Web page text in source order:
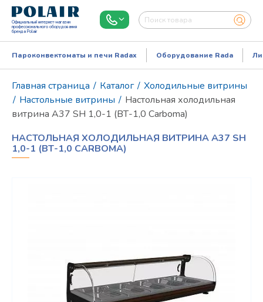
Официальный интернет-магазин
профессионального оборудования
бренда Polair
Пароконвектоматы и печи Radax Оборудование Rada
Главная страница / Каталог / Холодильные витрины
/ Настольные витрины / Настольная холодильная
витрина A37 SH 1,0-1 (ВТ-1,0 Сarboma)
НАСТОЛЬНАЯ ХОЛОДИЛЬНАЯ ВИТРИНА A37 SH
1,0-1 (ВТ-1,0 СARBOMA)